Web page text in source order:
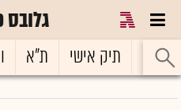
גלובס
ראשי תיק אישי ת"א